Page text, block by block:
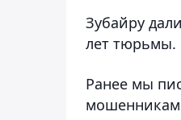
Зубайру
лет тюрьмы.
Ранее мы